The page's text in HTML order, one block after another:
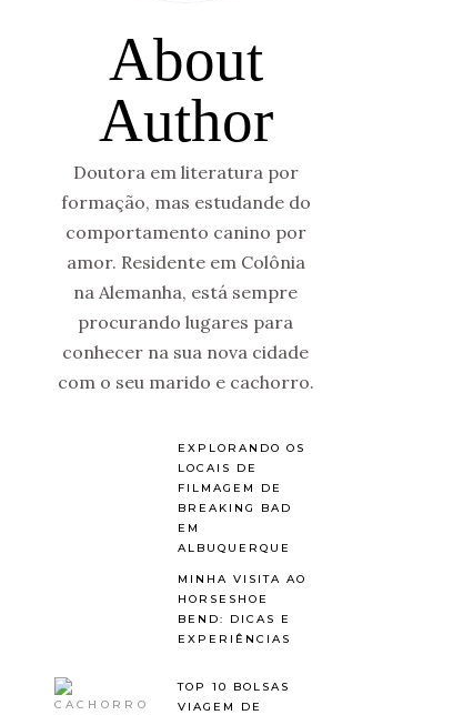
About
Author
Doutora em literatura por
formação, mas estudande do
comportamento canino por
amor. Residente em Colônia
na Alemanha, está sempre
procurando lugares para
conhecer na sua nova cidade
com o seu marido e cachorro.
EXPLORANDO OS
LOCAIS DE
FILMAGEM DE
BREAKING BAD
EM
ALBUQUERQUE
MINHA VISITA AO
HORSESHOE
BEND: DICAS E
EXPERIÊNCIAS
TOP 10 BOLSAS
VIAGEM DE